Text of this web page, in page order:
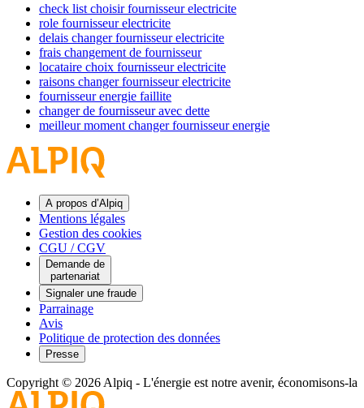
check list choisir fournisseur electricite
role fournisseur electricite
delais changer fournisseur electricite
frais changement de fournisseur
locataire choix fournisseur electricite
raisons changer fournisseur electricite
fournisseur energie faillite
changer de fournisseur avec dette
meilleur moment changer fournisseur energie
A propos d’Alpiq
Mentions légales
Gestion des cookies
CGU / CGV
Demande de
partenariat
Signaler une fraude
Parrainage
Avis
Politique de protection des données
Presse
Copyright © 2026 Alpiq - L'énergie est notre avenir, économisons-la